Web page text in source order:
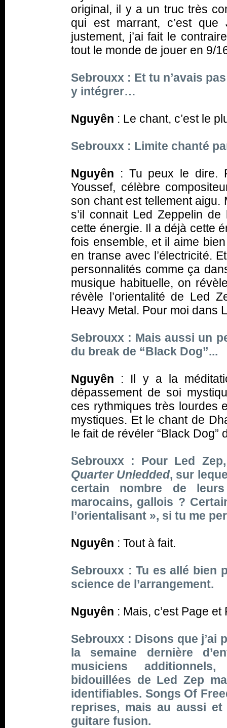
original, il y a un truc très
qui est marrant, c’est
justement, j’ai fait le
tout le monde de jouer en 9/
Sebrouxx : Et tu n’avais
y intégrer…
Nguyên : Le chant, c’est le
Sebrouxx : Limite chanté
Nguyên : Tu peux le dire.
Youssef, célèbre
son chant est tellement aigu.
s’il connait Led Zeppelin
cette énergie. Il a déjà cette
fois ensemble, et il aime
en transe avec l’électricité.
personnalités comme ça
musique habituelle, on
révèle l’orientalité de Led
Heavy Metal. Pour moi dans
Sebrouxx : Mais aussi un
du break de “Black Dog”...
Nguyên : Il y a la
dépassement de soi
ces rythmiques très lourdes
mystiques. Et le chant de
le fait de révéler “Black Dog”
Sebrouxx : Pour Led
Quarter Unledded, sur
certain nombre de
marocains, gallois ?
l’orientalisant », si tu me
Nguyên : Tout à fait.
Sebrouxx : Tu es allé bien
science de l’arrangement.
Nguyên : Mais, c’est Page
Sebrouxx : Disons que j’ai
la semaine dernière
musiciens
bidouillées de Led Zep
identifiables. Songs Of
reprises, mais au aussi
guitare fusion.